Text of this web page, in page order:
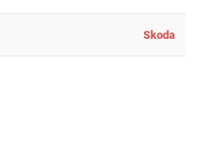
Skoda